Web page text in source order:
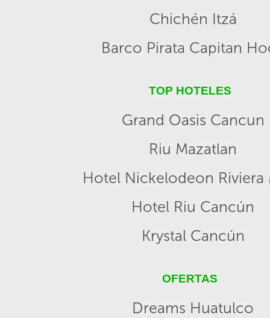
Chichén Itzá
Barco Pirata Capitan
TOP HOTELES
Grand Oasis Cancun
Riu Mazatlan
Hotel Nickelodeon Riviera
Hotel Riu Cancún
Krystal Cancún
OFERTAS
Dreams Huatulco